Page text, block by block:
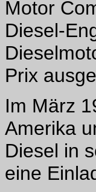
Motor
Diesel-
Prix
Im März
Amerika
Diesel in
eine